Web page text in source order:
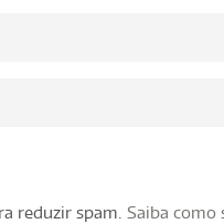
reduzir spam. Saiba como